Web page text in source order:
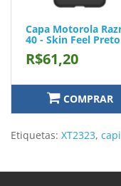
Capa Motorola
40 - Skin Feel Preto
R$61,20
COMPRAR
Etiquetas: XT2323,